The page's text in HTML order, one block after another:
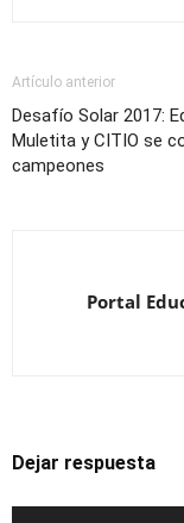
Artículo anterior
Desafío Solar 2017:
Muletita y CITIO se
campeones
Portal
Dejar respuesta